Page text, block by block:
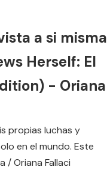
a si misma
Herself: El
- Oriana
propias luchas y
en el mundo. Este
/ Oriana Fallaci